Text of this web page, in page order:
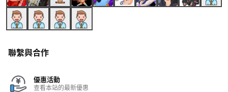
聯繫與合作
優惠活動
查看本站的最新優惠